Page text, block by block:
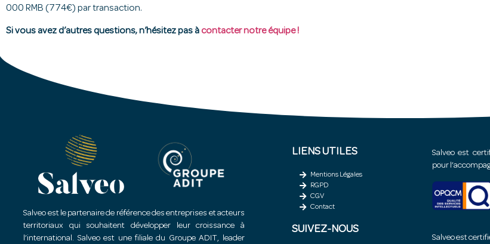
000 RMB (774€) par transaction.
Si vous avez d’autres questions, n’hésitez pas à contacter notre équipe !
Salveo est le partenaire de référence des entreprises et acteurs
territoriaux qui souhaitent développer leur croissance à
l’international. Salveo est une filiale du Groupe ADIT, leader
LIENS UTILES
Mentions Légales
RGPD
CGV
Contact
SUIVEZ-NOUS
Salveo est
pour
Salveo est